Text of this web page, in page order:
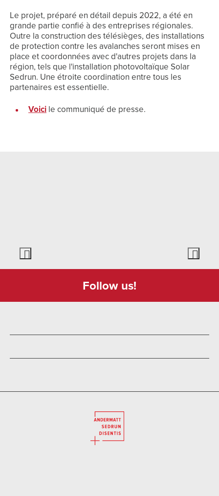
Le projet, préparé en détail depuis 2022, a été en
grande partie confié à des entreprises régionales.
Outre la construction des télésièges, des installations
de protection contre les avalanches seront mises en
place et coordonnées avec d'autres projets dans la
région, tels que l'installation photovoltaïque Solar
Sedrun. Une étroite coordination entre tous les
partenaires est essentielle.
Voici le communiqué de presse.
Follow us!